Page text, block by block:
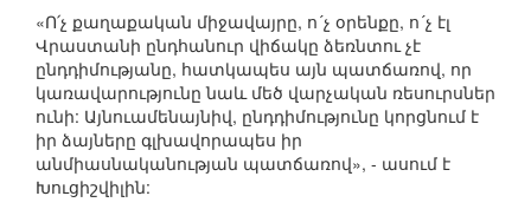
«Ո՛չ քաղաքական միջավայրը, ո´չ օրենքը, ո´չ էլ
Վրաստանի ընդհանուր վիճակը ձեռնտու չէ
ընդդիմությանը, հատկապես այն պատճառով, որ
կառավարությունը նաև մեծ վարչական ռեսուրսներ
ունի: Այնուամենայնիվ, ընդդիմությունը կորցնում է
իր ձայները գլխավորապես իր
անմիասնականության պատճառով», - ասում է
Խուցիշվիլին: